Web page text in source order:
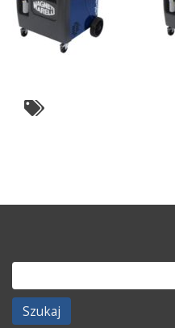
Szukaj: